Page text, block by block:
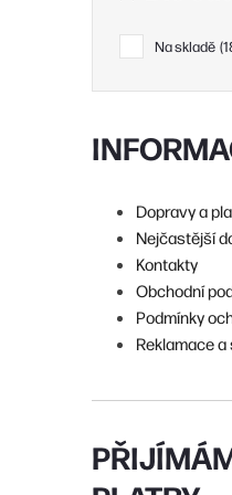
Na skladě
Dopravy a
Nejčastější
Kontakty
Obchodní
Podmínky
Reklamace